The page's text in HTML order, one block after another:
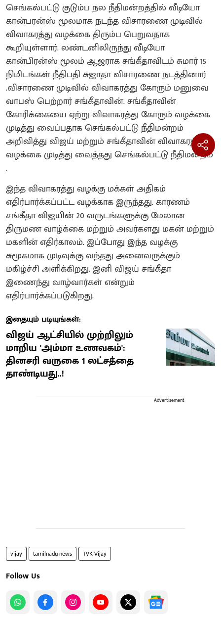
செங்கல்பட்டு குடும்ப நல நீதிமன்றத்தில் வீடியோ
கான்பரன்ஸ் மூலமாக நடந்த விசாரணை முடிவில்
விவாகரத்து வழக்கை திரும்ப பெறுவதாக
கூறியுள்ளார். லண்டனிலிருந்து வீடியோ
கான்பிரன்ஸ் மூலம் ஆஜராக சங்கீதாவிடம் சுமார் 15
நிமிடங்கள் நீதிபதி சுஜாதா விசாரணை நடத்தினார்
.விசாரணை முடிவில் விவாகரத்து கோரும் மனுவை
வாபஸ் பெற்றார் சங்கீதாவின். சங்கீதாவின்
கோரிக்கையை ஏற்று விவாகரத்து கோரும் வழக்கை
முடித்து வைப்பதாக செங்கல்பட்டு நீதிமன்றம்
அறிவித்து விஜய் மற்றும் சங்கீதாவின் விவாகரத்து
வழக்கை முடித்து வைத்தது செங்கல்பட்டு நீதிமன்றம்
.
இந்த விவாகரத்து வழக்கு மக்கள் அதிகம்
எதிர்பார்க்கப்பட்ட வழக்காக இருந்தது. காரணம்
சங்கீதா விஜயின் 20 வருடங்களுக்கு மேலான
திருமண வாழ்க்கை மற்றும் அவர்களது மகன் மற்றும்
மகளின் எதிர்காலம். இப்போது இந்த வழக்கு
சுமூகமாக முடிவுக்கு வந்தது அனைவருக்கும்
மகிழ்ச்சி அளிக்கிறது. இனி விஜய் சங்கீதா
இணைந்து வாழ்வார்கள் என்றும்
எதிர்பார்க்கப்படுகிறது.
இதையும் படியுங்கள்:
விஜய் ஆட்சியில் முற்றிலும்
மாறிய 'அம்மா உணவகம்':
தினசரி வருகை 1 லட்சத்தை
தாண்டியது..!
Advertisement
vijay tamilnadu news TVK Vijay
Follow Us